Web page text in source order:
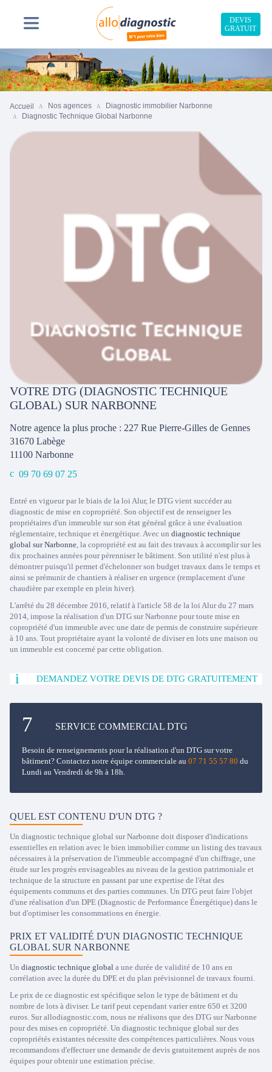
DEVIS
GRATUIT
Accueil Nos agences
Diagnostic immobilier Narbonne
Diagnostic Technique Global Narbonne
VOTRE DTG (DIAGNOSTIC TECHNIQUE
GLOBAL) SUR NARBONNE
Notre agence la plus proche : 227 Rue Pierre-Gilles de Gennes
31670 Labège
11100 Narbonne
09 70 69 07 25
Entré en vigueur par le biais de la loi Alur, le DTG vient succéder au
diagnostic de mise en copropriété. Son objectif est de renseigner les
propriétaires d'un immeuble sur son état général grâce à une évaluation
réglementaire, technique et énergétique. Avec un diagnostic technique
global sur Narbonne, la copropriété est au fait des travaux à accomplir sur les
dix prochaines années pour pérenniser le bâtiment. Son utilité n'est plus à
démontrer puisqu'il permet d'échelonner son budget travaux dans le temps et
ainsi se prémunir de chantiers à réaliser en urgence (remplacement d'une
chaudière par exemple en plein hiver).
L'arrêté du 28 décembre 2016, relatif à l'article 58 de la loi Alur du 27 mars
2014, impose la réalisation d'un DTG sur Narbonne pour toute mise en
copropriété d'un immeuble avec une date de permis de construire supérieure
à 10 ans. Tout propriétaire ayant la volonté de diviser en lots une maison ou
un immeuble est concerné par cette obligation.
DEMANDEZ VOTRE DEVIS DE DTG GRATUITEMENT
SERVICE COMMERCIAL DTG
Besoin de renseignements pour la réalisation d'un DTG sur votre
bâtiment? Contactez notre équipe commerciale au 07 71 55 57 80 du
Lundi au Vendredi de 9h à 18h.
QUEL EST CONTENU D'UN DTG ?
Un diagnostic technique global sur Narbonne doit disposer d'indications
essentielles en relation avec le bien immobilier comme un listing des travaux
nécessaires à la préservation de l'immeuble accompagné d'un chiffrage, une
étude sur les progrès envisageables au niveau de la gestion patrimoniale et
technique de la structure en passant par une expertise de l'état des
équipements communs et des parties communes. Un DTG peut faire l'objet
d'une réalisation d'un DPE (Diagnostic de Performance Énergétique) dans le
but d'optimiser les consommations en énergie.
PRIX ET VALIDITÉ D'UN DIAGNOSTIC TECHNIQUE
GLOBAL SUR NARBONNE
Un diagnostic technique global a une durée de validité de 10 ans en
corrélation avec la durée du DPE et du plan prévisionnel de travaux fourni.
Le prix de ce diagnostic est spécifique selon le type de bâtiment et du
nombre de lots à diviser. Le tarif peut cependant varier entre 650 et 3200
euros. Sur allodiagnostic.com, nous ne réalisons que des DTG sur Narbonne
pour des mises en copropriété. Un diagnostic technique global sur des
copropriétés existantes nécessite des compétences particulières. Nous vous
recommandons d'effectuer une demande de devis gratuitement auprès de nos
équipes pour obtenir une estimation précise.